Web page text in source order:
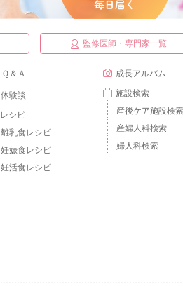
監修医師・専門家一覧
Ｑ＆Ａ
体験談
レシピ
離乳食レシピ
妊娠食レシピ
妊活食レシピ
成長アルバム
施設検索
産後ケア施設検索
産婦人科検索
婦人科検索